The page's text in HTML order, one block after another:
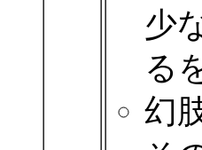
少
る
幻